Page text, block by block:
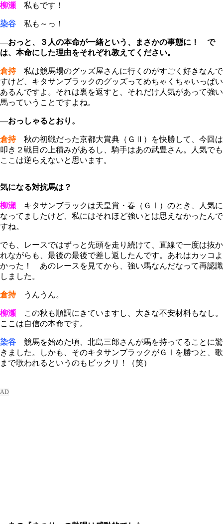
柳瀬 私もです！
染谷 私も～っ！
―おっと、３人の本命が一緒という、まさかの事態に！ で
は、本命にした理由をそれぞれ教えてください。
倉持私は競馬場のグッズ屋さんに行くのがすごく好きなんで
すけど、キタサンブラックのグッズってめちゃくちゃいっぱい
あるんですよ。それは裏を返すと、それだけ人気があって強い
馬っていうことですよね。
―おっしゃるとおり。
倉持秋の初戦だった京都大賞典（ＧⅡ）を快勝して、今回は
叩き２戦目の上積みがあるし、騎手はあの武豊さん。人気でも
ここは逆らえないと思います。
気になる対抗馬は？
柳瀬 キタサンブラックは天皇賞・春（ＧⅠ）のとき、人気に
なってましたけど、私にはそれほど強いとは思えなかったんで
すね。
でも、レースではずっと先頭を走り続けて、直線で一度は抜か
れながらも、最後の最後で差し返したんです。あれはカッコよ
かった！ あのレースを見てから、強い馬なんだなって再認識
しました。
倉持うんうん。
柳瀬 この秋も順調にきていますし、大きな不安材料もなし。
ここは自信の本命です。
染谷 競馬を始めた頃、北島三郎さんが馬を持ってることに驚
きました。しかも、そのキタサンブラックがＧⅠを勝つと、歌
まで歌われるというのもビックリ！（笑）